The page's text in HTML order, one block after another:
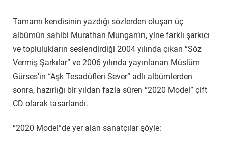
Tamamı kendisinin yazdığı sözlerden oluşan üç
albümün sahibi Murathan Mungan’ın, yine farklı şarkıcı
ve toplulukların seslendirdiği 2004 yılında çıkan “Söz
Vermiş Şarkılar” ve 2006 yılında yayınlanan Müslüm
Gürses’in “Aşk Tesadüfleri Sever” adlı albümlerden
sonra, hazırlığı bir yıldan fazla süren “2020 Model” çift
CD olarak tasarlandı.
“2020 Model”de yer alan sanatçılar şöyle: